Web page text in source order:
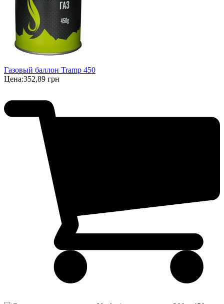
Газовый баллон Tramp 450
Цена:352,89 грн